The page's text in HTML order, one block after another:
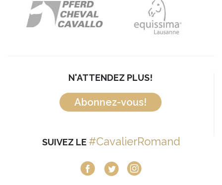
N'ATTENDEZ PLUS!
Abonnez-vous!
SUIVEZ LE #CavalierRomand